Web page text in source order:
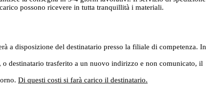
possono ricevere in tutta tranquillità i materiali.
a disposizione del destinatario presso la filiale di competenza. In
destinatario trasferito a un nuovo indirizzo e non comunicato, il
Di questi costi si farà carico il destinatario.